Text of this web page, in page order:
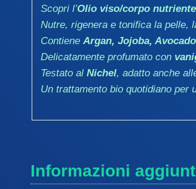
Scopri l’Olio viso/corpo
Nutre, rigenera e tonifica la pelle,
Contiene Argan, Jojoba,
Delicatamente profumato con
Testato al Nichel, adatto anche
Un trattamento bio quotidiano per
Informazioni